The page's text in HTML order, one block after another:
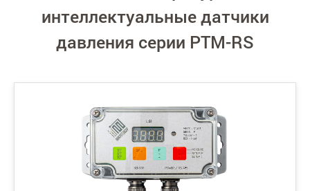
интеллектуальные датчики
давления серии PTM-RS